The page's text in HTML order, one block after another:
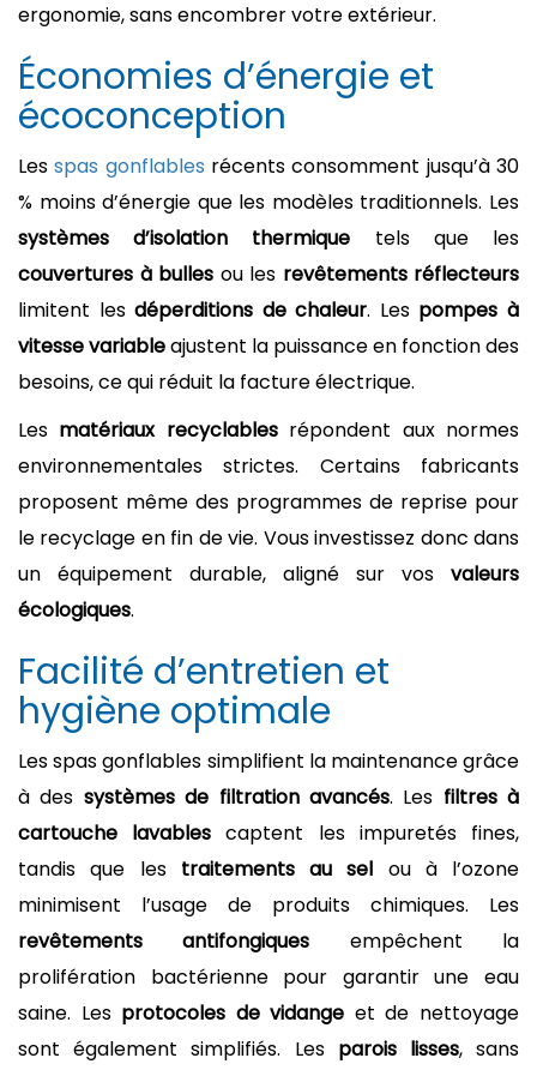
ergonomie, sans encombrer votre extérieur.
Économies d’énergie et
écoconception
Lesspas gonflables récents consomment jusqu’à 30
% moins d’énergie que les modèles traditionnels. Les
systèmes d’isolation thermique tels que les
couvertures à bulles ou les revêtements réflecteurs
limitent lesdéperditions de chaleur. Les pompes à
vitesse variableajustent la puissance en fonction des
besoins, ce qui réduit la facture électrique.
Les matériaux recyclablesrépondent aux normes
environnementales strictes. Certains fabricants
proposent même des programmes de reprise pour
le recyclage en fin de vie. Vous investissez donc dans
un équipement durable, aligné sur vos valeurs
écologiques.
Facilité d’entretien et
hygiène optimale
Les spas gonflables simplifient la maintenance grâce
à des systèmes de filtration avancés. Les filtres à
cartouche lavables captent les impuretés fines,
tandis que les traitements au sel ou à l’ozone
minimisent l’usage de produits chimiques. Les
revêtements antifongiques empêchent la
prolifération bactérienne pour garantir une eau
saine. Les protocoles de vidange et de nettoyage
sont également simplifiés. Les parois lisses, sans